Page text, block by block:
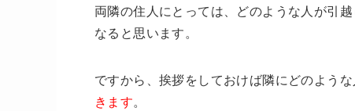
両隣の住人にとっては、どのような人が引
なると思います。
ですから、挨拶をしておけば隣にどのよう
きます。